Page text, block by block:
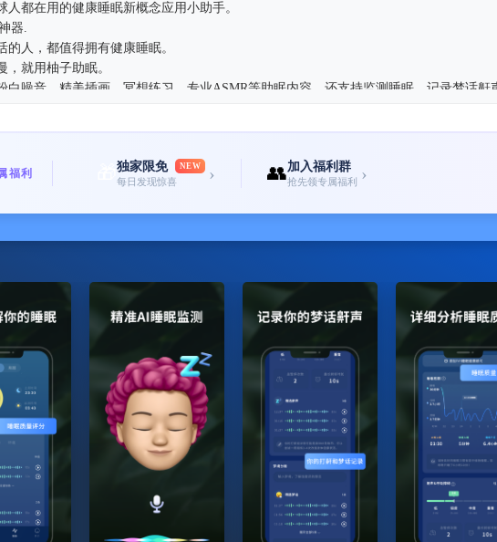
人都在用的健康睡眠新概念应用小助手。
器.
的人，都值得拥有健康睡眠。
，就用柚子助眠。
白噪音、精美插画，冥想练习、专业ASMR等助眠内容，还支持监测睡眠、记录梦话鼾
试冥想的人
虑的上班族
们希望与您一起做到：
噪音、脑波和放松旋律，强大到超乎想象的助眠曲库。与名疗愈音乐制作人打造轻音
念专注冥想练习、心理放松、呼吸调节，静心放松，整晚睡得香。
睡觉过程中的梦话、鼾声、磨牙，夜间的环境噪音和宠物的动静，从入睡到睡醒立体守
能闹钟，轻柔地将你从小睡眠中唤醒，摆脱早晨被闹钟惊醒的困扰，，迎接新一天的好心
的包括但不限于检测数据、睡眠报告、治疗建议或其他建议，仅供参考，不代表最终结
，需要做出医疗决定，请务必先寻求专业治疗机构和医生的建议。
说明】
格
续包月：29元
包季：39元
福利 独家限免 NEW
每日发现惊喜 › 👥加入福利群
抢先领专属福利 ›